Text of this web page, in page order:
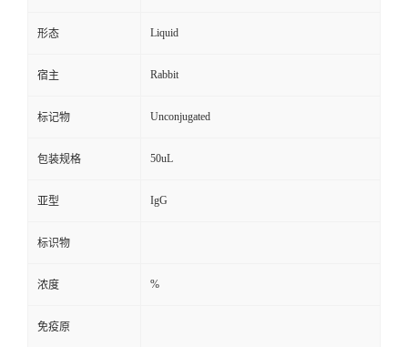
形态 Liquid
宿主 Rabbit
标记物 Unconjugated
包装规格 50uL
亚型 IgG
标识物
浓度 %
免疫原